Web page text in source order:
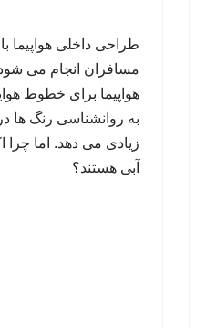
طراحی داخلی هواپیما
مسافران انجام می
هواپیما برای خطوط
به روانشناسی رنگ ها
زیادی می دهد. اما چرا
آبی هستند؟